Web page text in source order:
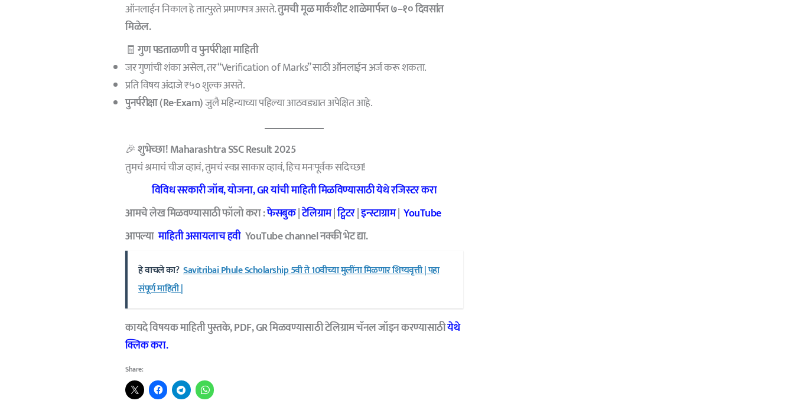
ऑनलाईन निकाल हे तात्पुरते प्रमाणपत्र असते.तुमची मूळ मार्कशीट शाळेमार्फत ७–१० दिवसांत
मिळेल.
🧾गुण पडताळणी व पुनर्परीक्षा माहिती
जर गुणांची शंका असेल, तर “Verification of Marks” साठी ऑनलाईन अर्ज करू शकता.
प्रति विषय अंदाजे ₹५० शुल्क असते.
पुनर्परीक्षा (Re-Exam)जुलै महिन्याच्या पहिल्या आठवड्यात अपेक्षित आहे.
🎉शुभेच्छा!Maharashtra SSC Result 2025
तुमचं श्रमाचं चीज व्हावं, तुमचं स्वप्न साकार व्हावं, हिच मनःपूर्वक सदिच्छा!
विविध सरकारी जॉब, योजना, GR यांची माहिती मिळविण्यासाठी येथे रजिस्टर करा
आमचे लेख मिळवण्यासाठी फॉलो करा :फेसबुक|टेलिग्राम|ट्विटर|इन्स्टाग्राम|YouTube
आपल्यामाहिती असायलाच हवीYouTube channel नक्की भेट द्या.
हे वाचले का? Savitribai Phule Scholarship 5वी ते 10वीच्या मुलींना मिळणार शिष्यवृत्ती | पहा
संपूर्ण माहिती |
कायदे विषयक माहिती पुस्तके, PDF, GR मिळवण्यासाठी टेलिग्राम चॅनल जॉइन करण्यासाठीयेथे
क्लिक करा.
Share: